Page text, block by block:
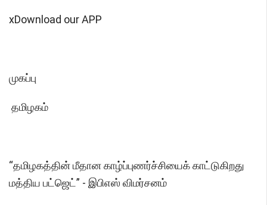
xDownload our APP
முகப்பு
தமிழகம்
“தமிழகத்தின் மீதான காழ்ப்புணர்ச்சியைக் காட்டுகிறது
மத்திய பட்ஜெட்” - இபிஎஸ் விமர்சனம்